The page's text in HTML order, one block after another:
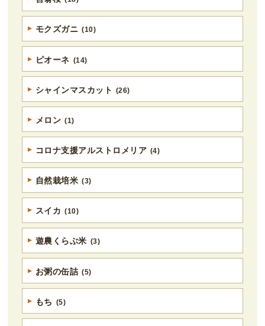
モクズガニ (10)
ピオーネ (14)
シャインマスカット (26)
メロン (1)
コロナ支援アルストロメリア (4)
自然栽培米 (3)
スイカ (10)
遊農くらぶ米 (3)
お粥の缶詰 (5)
もち (5)